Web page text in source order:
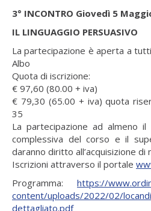
3° INCONTRO Giovedì 5
IL LINGUAGGIO PERSUASIVO
La partecipazione è aperta a
Albo
Quota di iscrizione:
€ 97,60 (80.00 + iva)
€ 79,30 (65.00 + iva) quota
35
La partecipazione ad almeno
complessiva del corso e il
daranno diritto all’acquisizione di
Iscrizioni attraverso il portale
Programma: https://
content/uploads/2022/02/
dettagliato.pdf